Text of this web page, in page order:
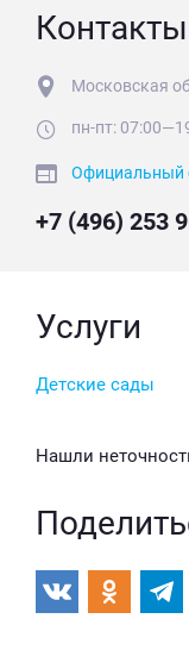
Контакты
Московская
пн-пт:
Официальный
+7 (496) 253
Услуги
Детские сады
Нашли